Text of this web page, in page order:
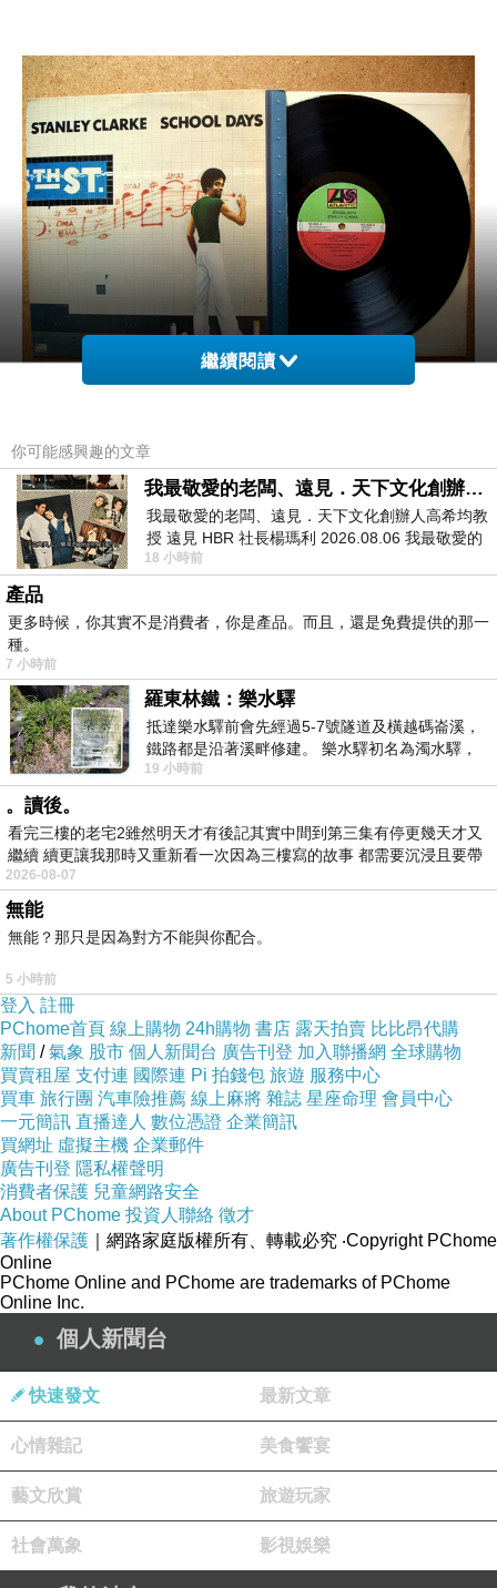
Bass-Stanley Clarke
Piano-Mahesh Balasooriya(27)
Saxophone-Kamasi Washington
Drums-MichaelMitchell(18)
今晚的Stanley Clarke Quartet讚到爆 !! High翻了~
哈哈
JAZZ樂還是要聽現場才能感受到它的魅力與趣味
以往JAZZ音樂大家首先會聯想到的是薩克斯風、再
來就是JAZZ鋼琴，
低音提琴較不易被注目到~除了常用於爵士樂的這
四種樂器(當然也可隨意地加入木琴、 非洲鼓或其
它)很難到它們齊聚一堂之外，再來就是曲目與即興
是否吸引人。
這場JAZZ音樂會徹底改變我對低音提琴的看法，原
來低音提琴是這麼地迷人^0^
今晚偏重在快節奏、 愉悅的曲目，超難猜測到底他
們是在哪個間奏時換氣的~哈
*低音提琴及Bass- Stanley
擊~同時也一直用腳踏著拍子
場時，每種樂器的音色不僅可以聽得清楚，彼此之
間的和諧也讓人驚呼 ~ 拍子超乾淨 ~ Stanley
JAZZ靈魂與風格一覽無遺。
鋼琴手的古典底子深厚
速度快卻細緻得很，快接近尾聲的一小段舒情鋼琴
JAZZ讚到爆。他自己也非常enjoy在演奏裡
有節奏的~呵~
JAZZ鋼琴手如果沒有實力是很難說服喜歡古典或現
代音樂的樂迷的，
的琴音可讓我起了疙瘩
超棒!
想到『海上鋼琴師』鬥琴的那一幕~
繼續閱讀
你可能感興趣的文章
我最敬愛的老闆、遠見．天下文化創辦人高希均教授
我最敬愛的老闆、遠見．天下文化創辦人高希均教
授 遠見 HBR 社長楊瑪利 2026.08.06 我最敬愛的
老闆、遠見．天下文化創辦人高希均教
18 小時前
產品
更多時候，你其實不是消費者，你是產品。而且，還是免費提供的那一
種。
7 小時前
羅東林鐵：樂水驛
抵達樂水驛前會先經過5-7號隧道及橫越碼崙溪，
鐵路都是沿著溪畔修建。 樂水驛初名為濁水驛，
但因與臺鐵集集線車站同名，於1953
19 小時前
。讀後。
看完三樓的老宅2雖然明天才有後記其實中間到第三集有停更幾天才又
繼續 續更讓我那時又重新看一次因為三樓寫的故事 都需要沉浸且要帶
有
2026-08-07
無能
無能？那只是因為對方不能與你配合。
5 小時前
登入 註冊
PChome首頁 線上購物 24h購物 書店 露天拍賣 比比昂代購
新聞 /氣象 股市 個人新聞台 廣告刊登 加入聯播網 全球購物
買賣租屋 支付連 國際連 Pi 拍錢包 旅遊 服務中心
買車 旅行團 汽車險推薦 線上麻將 雜誌 星座命理 會員中心
一元簡訊 直播達人 數位憑證 企業簡訊
買網址 虛擬主機 企業郵件
廣告刊登 隱私權聲明
消費者保護 兒童網路安全
About PChome 投資人聯絡 徵才
著作權保護 ｜網路家庭版權所有、轉載必究 ‧Copyright PChome
Online
PChome Online and PChome are trademarks of PChome
Online Inc.
個人新聞台
快速發文 最新文章
心情雜記 美食饗宴
藝文欣賞 旅遊玩家
社會萬象 影視娛樂